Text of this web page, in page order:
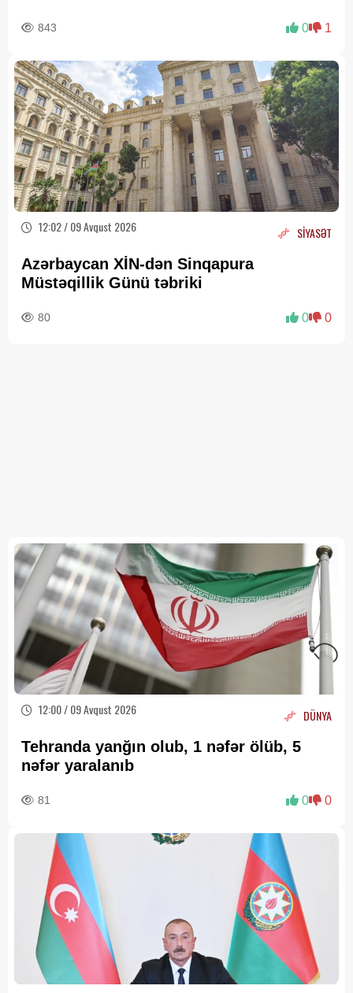
843 0 1
12:02 / 09 Avqust 2026 SİYASƏT
Azərbaycan XİN-dən Sinqapura
Müstəqillik Günü təbriki
80 0 0
12:00 / 09 Avqust 2026 DÜNYA
Tehranda yanğın olub, 1 nəfər ölüb, 5
nəfər yaralanıb
81 0 0